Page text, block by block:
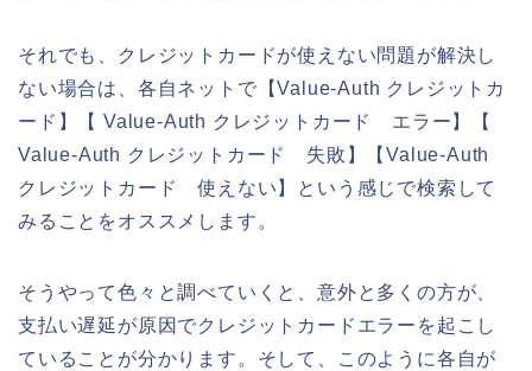
それでも、クレジットカードが使えない問題が解決し
ない場合は、各自ネットで【Value-Auth クレジットカ
ード】【 Value-Auth クレジットカード エラー】【
Value-Auth クレジットカード 失敗】【Value-Auth
クレジットカード 使えない】という感じで検索して
みることをオススメします。
そうやって色々と調べていくと、意外と多くの方が、
支払い遅延が原因でクレジットカードエラーを起こし
ていることが分かります。そして、このように各自が